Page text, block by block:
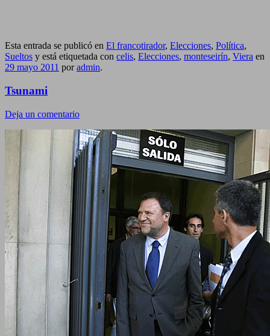
Esta entrada se publicó en El francotirador, Elecciones, Política,
Sueltos y está etiquetada con celis, Elecciones, monteseirín, Viera en
29 mayo 2011 poradmin.
Tsunami
Deja un comentario